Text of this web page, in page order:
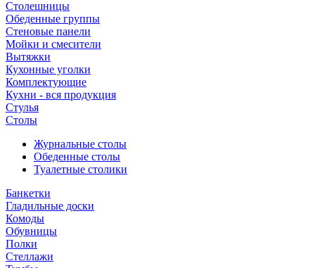
Столешницы
Обеденные группы
Стеновые панели
Мойки и смесители
Вытяжки
Кухонные уголки
Комплектующие
Кухни - вся продукция
Стулья
Столы
Журнальные столы
Обеденные столы
Туалетные столики
Банкетки
Гладильные доски
Комоды
Обувницы
Полки
Стеллажи